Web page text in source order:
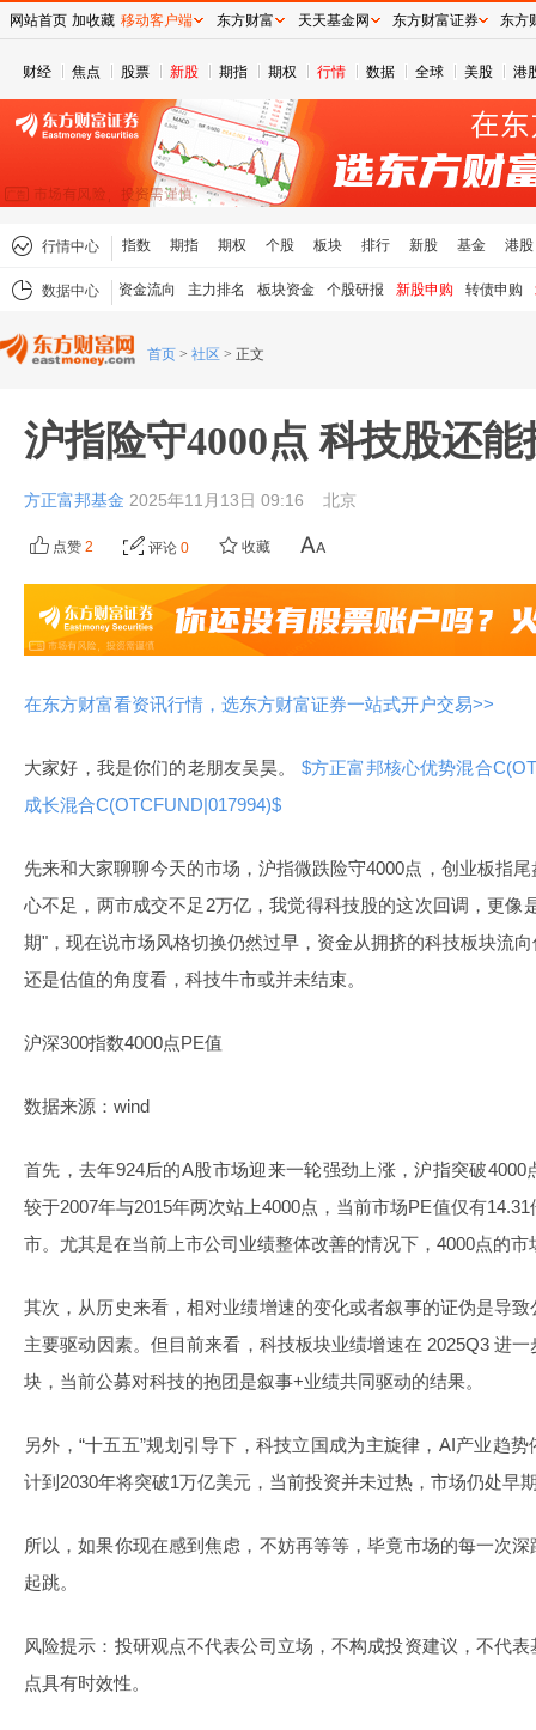
财经 焦点 股票 新股 期指 期权 行情 数据 全球 美股 港
行情中心 指数 期指 期权 个股 板块 排行 新股 基金 港股
数据中心 资金流向 主力排名 板块资金 个股研报 新股申购 转债申购
首页 > 社区 > 正文
沪指险守4000点 科技股还能
方正富邦基金 2025年11月13日 09:16 北京
点赞 2 评论 0 收藏
在东方财富看资讯行情，选东方财富证券一站式开户交易>>
大家好，我是你们的老朋友吴昊。
$方正富邦核心优势混合
成长混合C(OTCFUND|017994)$
先来和大家聊聊今天的市场，沪指微跌险守4000点，创业板指
心不足，两市成交不足2万亿，我觉得科技股的这次回调，更像
期"，现在说市场风格切换仍然过早，资金从拥挤的科技板块流
还是估值的角度看，科技牛市或并未结束。
沪深300指数4000点PE值
数据来源：wind
首先，去年924后的A股市场迎来一轮强劲上涨，沪指突破
较于2007年与2015年两次站上4000点，当前市场PE值仅有
市。尤其是在当前上市公司业绩整体改善的情况下，4000点的市
其次，从历史来看，相对业绩增速的变化或者叙事的证伪是导
主要驱动因素。但目前来看，科技板块业绩增速在 2025Q3 进
块，当前公募对科技的抱团是叙事+业绩共同驱动的结果。
另外，“十五五”规划引导下，科技立国成为主旋律，AI产业趋
计到2030年将突破1万亿美元，当前投资并未过热，市场仍处早
所以，如果你现在感到焦虑，不妨再等等，毕竟市场的每一次
起跳。
风险提示：投研观点不代表公司立场，不构成投资建议，不代
点具有时效性。
网站首页 加收藏 移动客户端 东方财富 天天基金网 东方财富证券 东方